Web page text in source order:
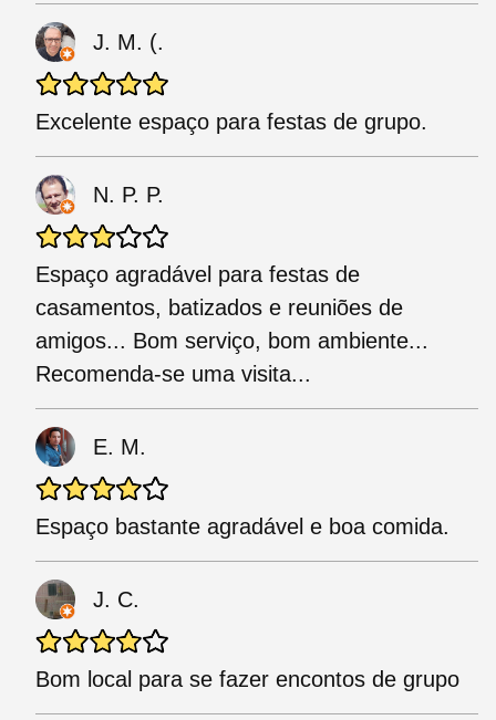
J. M. (.
Excelente espaço para festas de grupo.
N. P. P.
Espaço agradável para festas de
casamentos, batizados e reuniões de
amigos... Bom serviço, bom ambiente...
Recomenda-se uma visita...
E. M.
Espaço bastante agradável e boa comida.
J. C.
Bom local para se fazer encontos de grupo